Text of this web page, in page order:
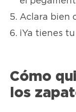
Aclara bien
¡Ya tienes
Cómo
los